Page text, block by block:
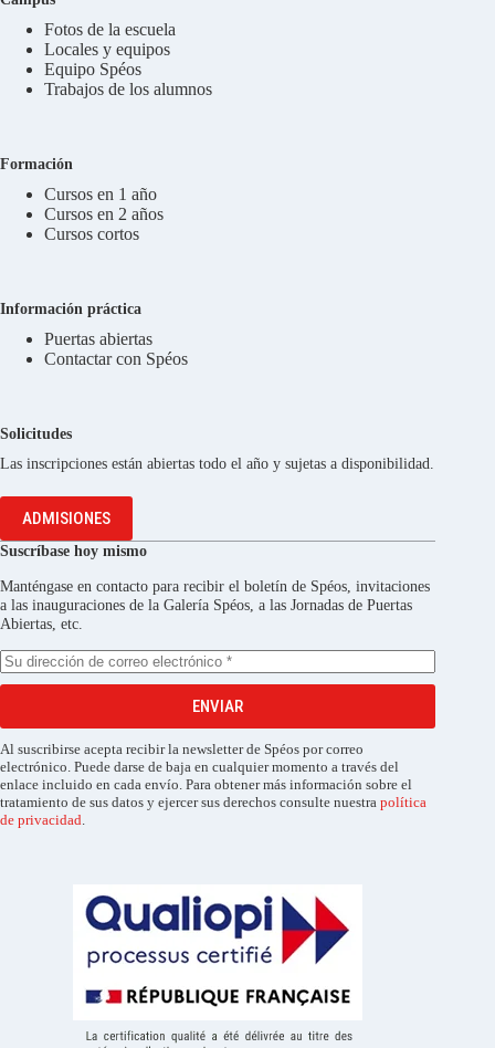
Fotos de la escuela
Locales y equipos
Equipo Spéos
Trabajos de los alumnos
Formación
Cursos en 1 año
Cursos en 2 años
Cursos cortos
Información práctica
Puertas abiertas
Contactar con Spéos
Solicitudes
Las inscripciones están abiertas todo el año y sujetas a disponibilidad.
ADMISIONES
Suscríbase hoy mismo
Manténgase en contacto para recibir el boletín de Spéos, invitaciones
a las inauguraciones de la Galería Spéos, a las Jornadas de Puertas
Abiertas, etc.
ENVIAR
Al suscribirse acepta recibir la newsletter de Spéos por correo
electrónico. Puede darse de baja en cualquier momento a través del
enlace incluido en cada envío. Para obtener más información sobre el
tratamiento de sus datos y ejercer sus derechos consulte nuestra política
de privacidad.